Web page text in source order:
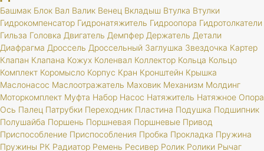
Башмак Блок Вал Валик Венец Вкладыш Втулка Втулки
Гидрокомпенсатор Гидронатяжитель Гидроопора Гидротолкатели
Гильза Головка Двигатель Демпфер Держатель Детали
Диафрагма Дроссель Дроссельный Заглушка Звездочка Картер
Клапан Клапана Кожух Коленвал Коллектор Кольца Кольцо
Комплект Коромысло Корпус Кран Кронштейн Крышка
Маслонасос Маслоотражатель Маховик Механизм Молдинг
Моторкомплект Муфта Набор Насос Натяжитель Натяжное Опора
Ось Палец Патрубки Переходник Пластина Подушка Подшипник
Полушайба Поршень Поршневая Поршневые Привод
Приспособление Приспособления Пробка Прокладка Пружина
Пружины РК Радиатор Ремень Ресивер Ролик Ролики Рычаг